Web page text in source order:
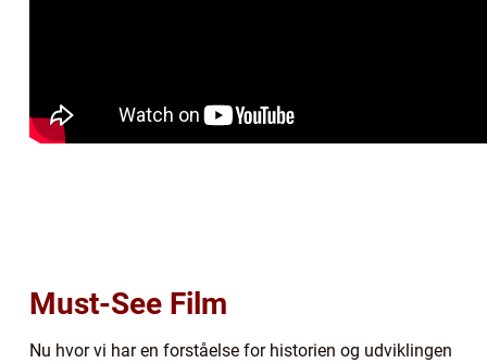
Must-See Film
Nu hvor vi har en forståelse for historien og udviklingen